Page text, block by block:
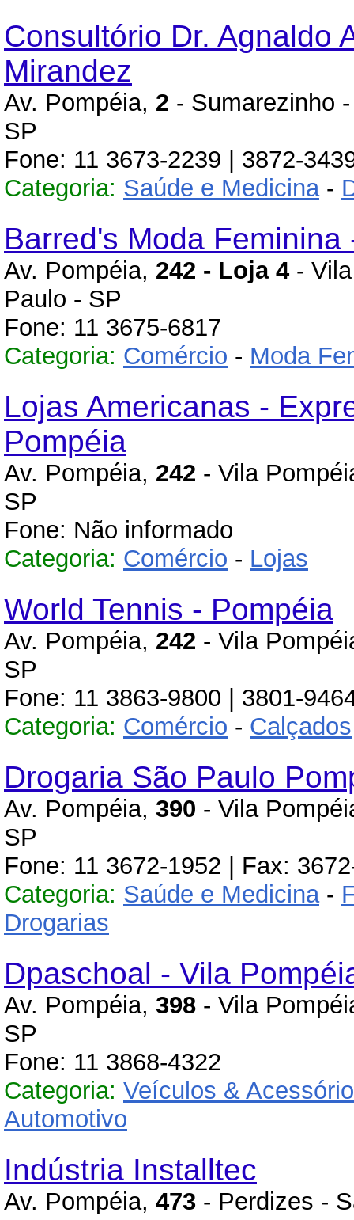
Consultório Dr. Agnaldo
Mirandez
Av. Pompéia, 2 - Sumarezinho
SP
Fone: 11 3673-2239 | 3872-
Categoria: Saúde e Medicina-
Barred's Moda Feminina
Av. Pompéia, 242 - Loja 4 -
Paulo - SP
Fone: 11 3675-6817
Categoria: Comércio - Moda
Lojas Americanas -
Pompéia
Av. Pompéia, 242 - Vila
SP
Fone: Não informado
Categoria: Comércio - Lojas
World Tennis - Pompéia
Av. Pompéia, 242 - Vila
SP
Fone: 11 3863-9800 | 3801-
Categoria: Comércio - Calçados
Drogaria São Paulo
Av. Pompéia, 390 - Vila
SP
Fone: 11 3672-1952 | Fax:
Categoria: Saúde e Medicina-
Drogarias
Dpaschoal - Vila
Av. Pompéia, 398 - Vila
SP
Fone: 11 3868-4322
Categoria: Veículos &
Automotivo
Indústria Installtec
Av. Pompéia, 473 - Perdizes -